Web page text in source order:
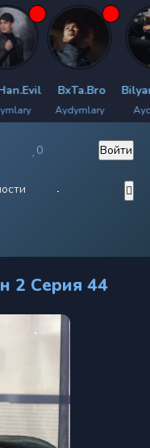
BxTa.Bro
Aydymlary
0
Войти
2 Серия 44